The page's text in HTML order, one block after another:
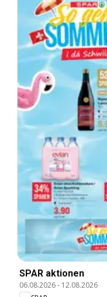
SPAR aktionen
06.08.2026- 12.08.2026